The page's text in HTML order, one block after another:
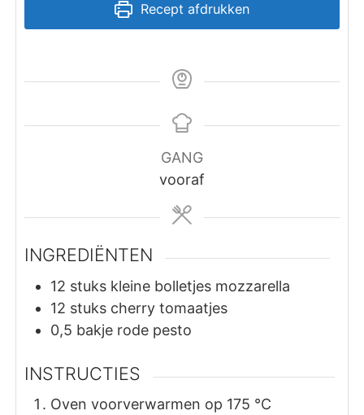
Recept afdrukken
GANG
vooraf
INGREDIËNTEN
12 stuks kleine bolletjes mozzarella
12 stuks cherry tomaatjes
0,5 bakje rode pesto
INSTRUCTIES
Oven voorverwarmen op 175 °C